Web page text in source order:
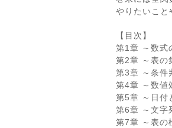
やりたいこと
【目次】
第1章 ～数式
第2章 ～表の
第3章 ～条件
第4章 ～数値
第5章 ～日付
第6章 ～文字
第7章 ～表の